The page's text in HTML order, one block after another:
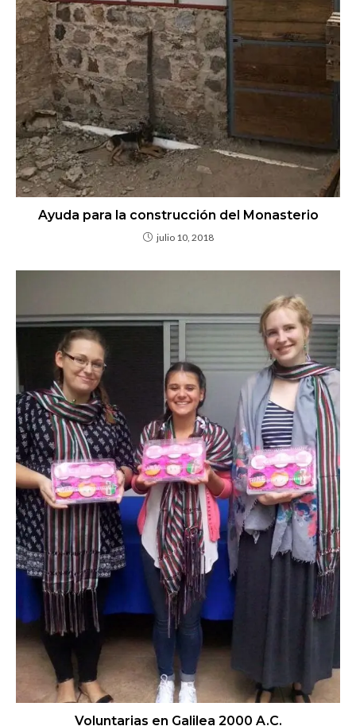
Ayuda para la construcción del Monasterio
julio 10, 2018
Voluntarias en Galilea 2000 A.C.